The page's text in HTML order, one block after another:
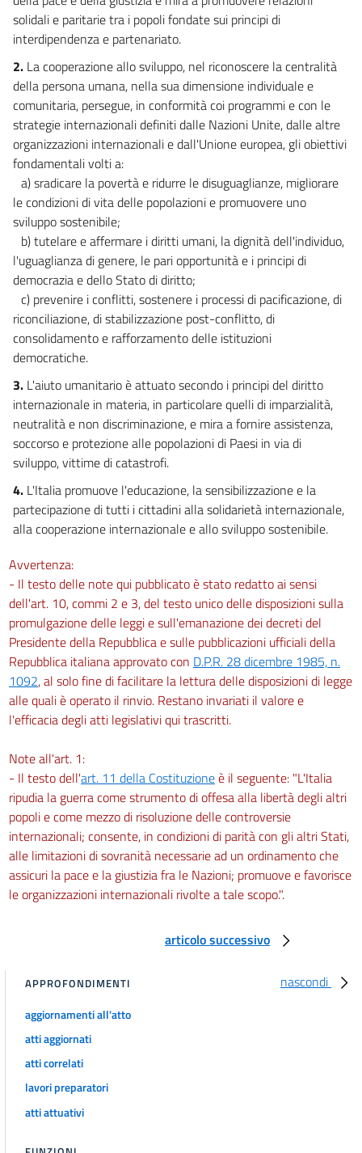
21
Capo V
ISTITUZIONE FINANZIARIA PER LA COOPERAZIONE INTERNAZIONALE ALLO
SVILUPPO
22
Capo VI
SOGGETTI DELLA COOPERAZIONE ALLO SVILUPPO, PARTECIPAZIONE
DELLA SOCIETÀ CIVILE E PARTENARIATI INTERNAZIONALI
23
24
25
26
27
28
29
Capo VII
NORME TRANSITORIE E FINALI
30
31
33
34
solidali e paritarie tra i popoli fondate sui principi di
interdipendenza e partenariato.
2. La cooperazione allo sviluppo, nel riconoscere la centralità
della persona umana, nella sua dimensione individuale e
comunitaria, persegue, in conformità coi programmi e con le
strategie internazionali definiti dalle Nazioni Unite, dalle altre
organizzazioni internazionali e dall'Unione europea, gli obiettivi
fondamentali volti a:
a) sradicare la povertà e ridurre le disuguaglianze, migliorare
le condizioni di vita delle popolazioni e promuovere uno
sviluppo sostenibile;
b) tutelare e affermare i diritti umani, la dignità dell'individuo,
l'uguaglianza di genere, le pari opportunità e i principi di
democrazia e dello Stato di diritto;
c) prevenire i conflitti, sostenere i processi di pacificazione, di
riconciliazione, di stabilizzazione post-conflitto, di
consolidamento e rafforzamento delle istituzioni
democratiche.
3. L'aiuto umanitario è attuato secondo i principi del diritto
internazionale in materia, in particolare quelli di imparzialità,
neutralità e non discriminazione, e mira a fornire assistenza,
soccorso e protezione alle popolazioni di Paesi in via di
sviluppo, vittime di catastrofi.
4. L'Italia promuove l'educazione, la sensibilizzazione e la
partecipazione di tutti i cittadini alla solidarietà internazionale,
alla cooperazione internazionale e allo sviluppo sostenibile.
Avvertenza:
- Il testo delle note qui pubblicato è stato redatto ai sensi
dell'art. 10, commi 2 e 3, del testo unico delle disposizioni sulla
promulgazione delle leggi e sull'emanazione dei decreti del
Presidente della Repubblica e sulle pubblicazioni ufficiali della
Repubblica italiana approvato con D.P.R. 28 dicembre 1985, n.
1092, al solo fine di facilitare la lettura delle disposizioni di legge
alle quali è operato il rinvio. Restano invariati il valore e
l'efficacia degli atti legislativi qui trascritti.
Note all'art. 1:
- Il testo dell'art. 11 della Costituzioneè il seguente: "L'Italia
ripudia la guerra come strumento di offesa alla libertà degli altri
popoli e come mezzo di risoluzione delle controversie
internazionali; consente, in condizioni di parità con gli altri Stati,
alle limitazioni di sovranità necessarie ad un ordinamento che
assicuri la pace e la giustizia fra le Nazioni; promuove e favorisce
le organizzazioni internazionali rivolte a tale scopo.".
articolo successivo
nascondi
APPROFONDIMENTI
aggiornamenti all'atto
atti aggiornati
atti correlati
lavori preparatori
atti attuativi